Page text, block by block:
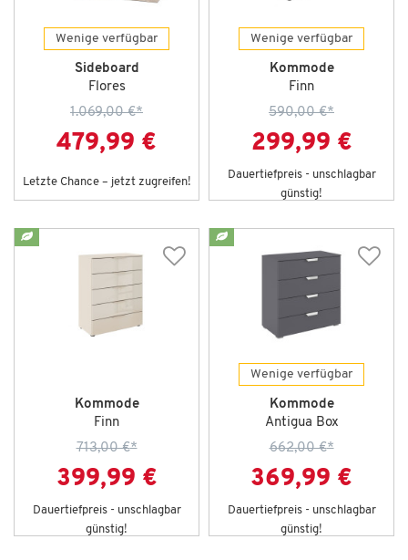
Wenige verfügbar
Sideboard
Flores
1.069,00 €*
479,99 €
Letzte Chance – jetzt zugreifen!
Wenige verfügbar
Kommode
Finn
590,00 €*
299,99 €
Dauertiefpreis - unschlagbar
günstig!
Kommode
Finn
713,00 €*
399,99 €
Dauertiefpreis - unschlagbar
günstig!
Wenige verfügbar
Kommode
Antigua Box
662,00 €*
369,99 €
Dauertiefpreis - unschlagbar
günstig!